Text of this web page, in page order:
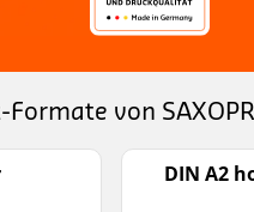
Formate von
DIN A2